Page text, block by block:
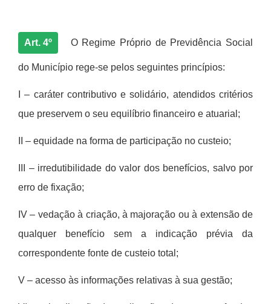
Art. 4º O Regime Próprio de Previdência Social
do Município rege-se pelos seguintes princípios:
I – caráter contributivo e solidário, atendidos critérios
que preservem o seu equil íbrio financeiro e atuarial;
II – equidade na forma de participação no custeio;
III – irredutibilidade do valor dos benefícios, salvo por
erro de fixação;
IV – vedação à criação,à majoração ouà extensão de
qualquer benefício sem a indicação prévia da
correspondente fonte de custeio total;
V – acesso às informações relativas à sua gestão;